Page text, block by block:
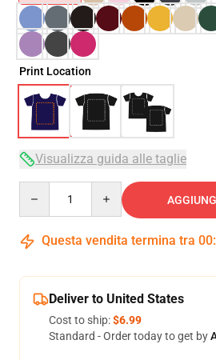
Print Location
Visualizza guida alle taglie
Questa vendita termina tra 00:
Deliver to United States
Cost to ship:$6.99
Standard - Order today to get by